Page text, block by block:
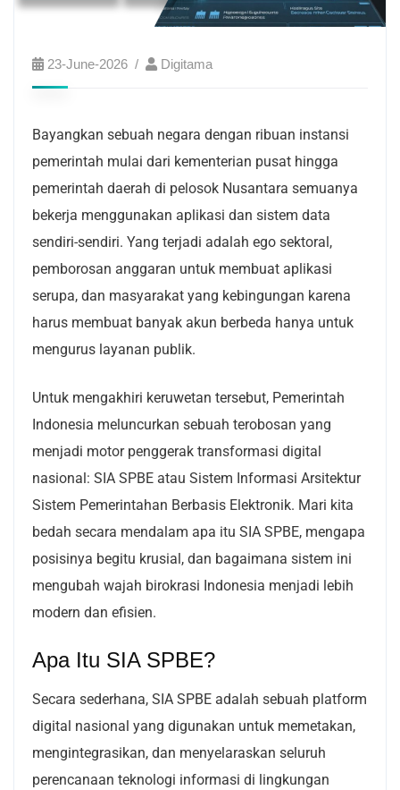
23-June-2026 Digitama
Bayangkan sebuah negara dengan ribuan instansi
pemerintah mulai dari kementerian pusat hingga
pemerintah daerah di pelosok Nusantara semuanya
bekerja menggunakan aplikasi dan sistem data
sendiri-sendiri. Yang terjadi adalah ego sektoral,
pemborosan anggaran untuk membuat aplikasi
serupa, dan masyarakat yang kebingungan karena
harus membuat banyak akun berbeda hanya untuk
mengurus layanan publik.
Untuk mengakhiri keruwetan tersebut, Pemerintah
Indonesia meluncurkan sebuah terobosan yang
menjadi motor penggerak transformasi digital
nasional: SIA SPBE atau Sistem Informasi Arsitektur
Sistem Pemerintahan Berbasis Elektronik. Mari kita
bedah secara mendalam apa itu SIA SPBE, mengapa
posisinya begitu krusial, dan bagaimana sistem ini
mengubah wajah birokrasi Indonesia menjadi lebih
modern dan efisien.
Apa Itu SIA SPBE?
Secara sederhana, SIA SPBE adalah sebuah platform
digital nasional yang digunakan untuk memetakan,
mengintegrasikan, dan menyelaraskan seluruh
perencanaan teknologi informasi di lingkungan